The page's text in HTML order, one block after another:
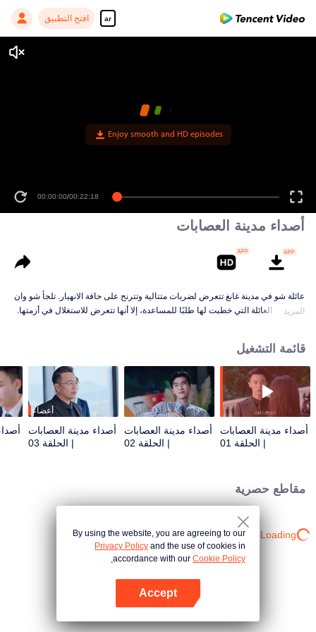
ar افتح التطبيق
Enjoy smooth and HD episodes
00:00:00/00:22:18
أصداء مدينة العصابات
عائلة شو في مدينة غانغ تتعرض لضربات متتالية وتترنح على حافة الانهيار. تلجأ شو وان
شين إلى العائلة التي خطبت لها طلبًا للمساعدة، إلا أنها تتعرض للاستغلال في أزمتها.
بينما يقفون جنبًا إلى جنب لحماية إرث العائلة، تبدأ مشاعر حقيقية في النمو. ومع ذلك،
في نظر جد وان شين، السيد شو الكبير، فإن ارتباطهما يعود إلى ثنائي أسطوري من
عصر الجمهورية...
المزيد
قائمة التشغيل
أصداء مدينة العصابات
| الحلقة 01
أصداء مدينة العصابات
| الحلقة 02
أعضاء
أصداء مدينة العصابات
| الحلقة 03
مقاطع حصرية
Loading…
By using the website, you are agreeing to our
Privacy Policy and the use of cookies in
accordance with our Cookie Policy.
Accept